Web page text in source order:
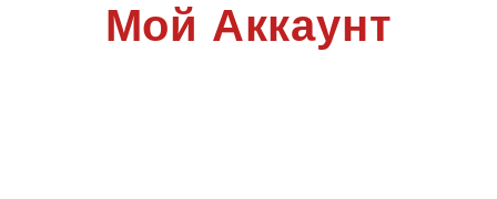
Мой Аккаунт